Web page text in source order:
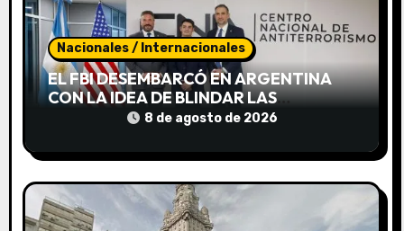
d
e
e
n
t
r
Nacionales / Internacionales
EL FBI DESEMBARCÓ EN ARGENTINA
CON LA IDEA DE BLINDAR LAS
FRONTERAS CONTRA EL TERRORISMO
8 de agosto de 2026